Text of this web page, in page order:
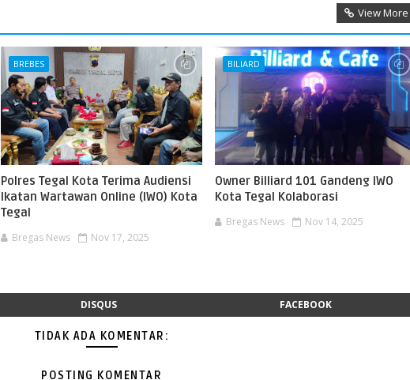
View More
BREBES
Polres Tegal Kota Terima Audiensi
Ikatan Wartawan Online (IWO) Kota
Tegal
Bregas News Nov 17, 2025
BILIARD
Owner Billiard 101 Gandeng IWO
Kota Tegal Kolaborasi
Bregas News Nov 14, 2025
DISQUS FACEBOOK
TIDAK ADA KOMENTAR:
POSTING KOMENTAR